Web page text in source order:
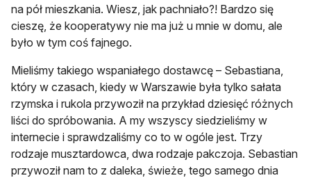
na pół mieszkania. Wiesz, jak pachniało?! Bardzo się
cieszę, że kooperatywy nie ma już u mnie w domu, ale
było w tym coś fajnego.
Mieliśmy takiego wspaniałego dostawcę – Sebastiana,
który w czasach, kiedy w Warszawie była tylko sałata
rzymska i rukola przywoził na przykład dziesięć różnych
liści do spróbowania. A my wszyscy siedzieliśmy w
internecie i sprawdzaliśmy co to w ogóle jest. Trzy
rodzaje musztardowca, dwa rodzaje pakczoja. Sebastian
przywoził nam to z daleka, świeże, tego samego dnia